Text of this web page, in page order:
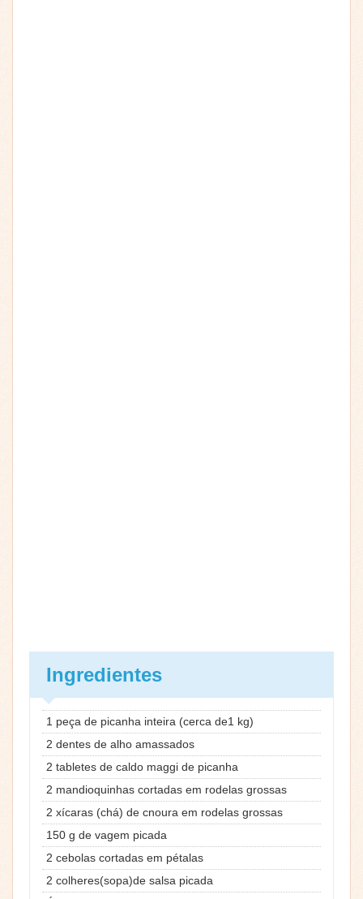
Ingredientes
1 peça de picanha inteira (cerca de1 kg)
2 dentes de alho amassados
2 tabletes de caldo maggi de picanha
2 mandioquinhas cortadas em rodelas grossas
2 xícaras (chá) de cnoura em rodelas grossas
150 g de vagem picada
2 cebolas cortadas em pétalas
2 colheres(sopa)de salsa picada